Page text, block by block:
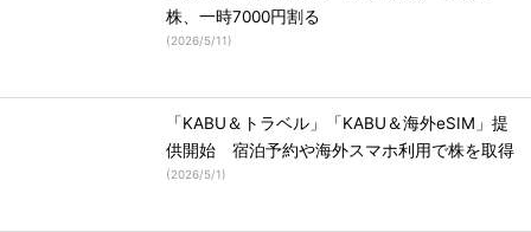
株、一時7000円割る
(2026/5/11)
「KABU＆トラベル」「KABU＆海外eSIM」提
供開始 宿泊予約や海外スマホ利用で株を取得
(2026/5/1)